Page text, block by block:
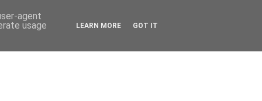
agent
usage
LEARN MORE GOT IT